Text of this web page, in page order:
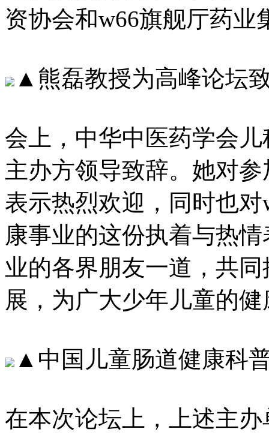
资协会和w66旗舰厅药业
▲熊磊教授为高峰论坛
会上，中华中医药学
主办方领导致辞。她对
表示热烈欢迎，同时
康事业的这份执着与热情
业的各界朋友一道，
展，为广大少年儿童的
▲中国儿童肠道健康科
在本次论坛上，上述